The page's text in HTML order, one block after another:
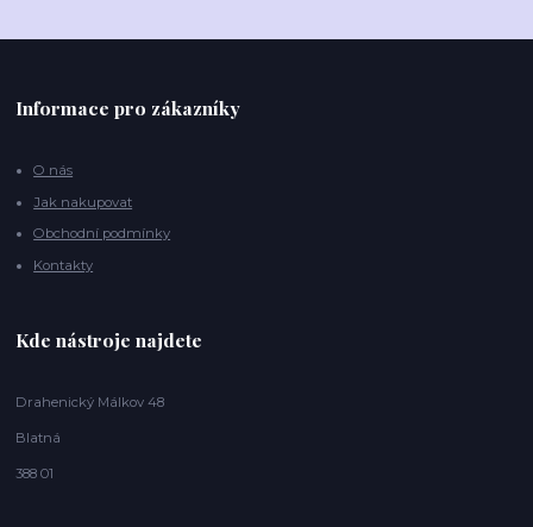
Informace pro zákazníky
O nás
Jak nakupovat
Obchodní podmínky
Kontakty
Kde nástroje najdete
Drahenický Málkov 48
Blatná
388 01